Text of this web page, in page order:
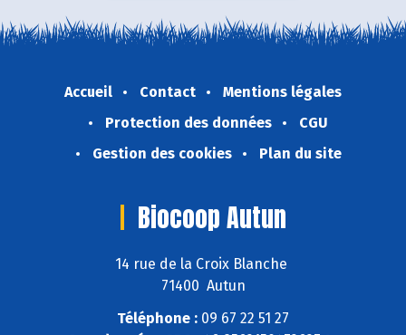
Accueil Contact
Mentions légales
Protection des données
CGU
Gestion des cookies
Plan du site
Biocoop Autun
14 rue de la Croix Blanche
71400 Autun
Téléphone : 09 67 22 51 27